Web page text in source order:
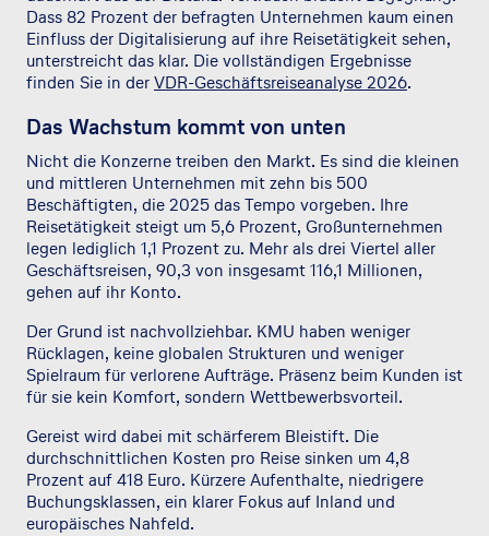
Dass 82 Prozent der befragten Unternehmen kaum einen
Einfluss der Digitalisierung auf ihre Reisetätigkeit sehen,
unterstreicht das klar. Die vollständigen Ergebnisse
finden Sie in derVDR-Geschäftsreiseanalyse 2026.
Das Wachstum kommt von unten
Nicht die Konzerne treiben den Markt. Es sind die kleinen
und mittleren Unternehmen mit zehn bis 500
Beschäftigten, die 2025 das Tempo vorgeben. Ihre
Reisetätigkeit steigt um 5,6 Prozent, Großunternehmen
legen lediglich 1,1 Prozent zu. Mehr als drei Viertel aller
Geschäftsreisen, 90,3 von insgesamt 116,1 Millionen,
gehen auf ihr Konto.
Der Grund ist nachvollziehbar. KMU haben weniger
Rücklagen, keine globalen Strukturen und weniger
Spielraum für verlorene Aufträge. Präsenz beim Kunden ist
für sie kein Komfort, sondern Wettbewerbsvorteil.
Gereist wird dabei mit schärferem Bleistift. Die
durchschnittlichen Kosten pro Reise sinken um 4,8
Prozent auf 418 Euro. Kürzere Aufenthalte, niedrigere
Buchungsklassen, ein klarer Fokus auf Inland und
europäisches Nahfeld.